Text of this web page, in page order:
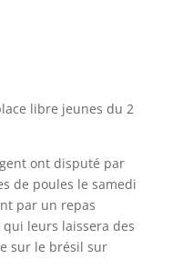
libre jeunes du 2
ont disputé par
de poules le samedi
par un repas
leurs laissera des
sur le brésil sur